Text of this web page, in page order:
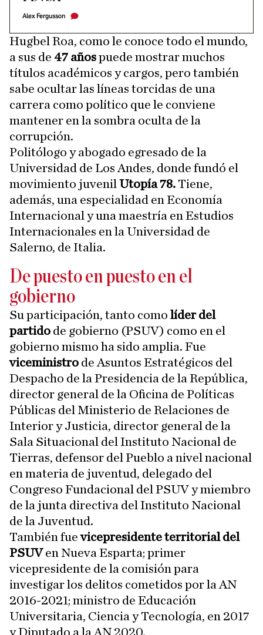
Alex Fergusson
Hugbel Roa, como le conoce todo el mundo,
a sus de 47 añospuede mostrar muchos
títulos académicos y cargos, pero también
sabe ocultar las líneas torcidas de una
carrera como político que le conviene
mantener en la sombra oculta de la
corrupción.
Politólogo y abogado egresado de la
Universidad de Los Andes, donde fundó el
movimiento juvenil Utopía 78. Tiene,
además, una especialidad en Economía
Internacional y una maestría en Estudios
Internacionales en la Universidad de
Salerno, de Italia.
De puesto en puesto en el
gobierno
Su participación, tanto como líder del
partido de gobierno (PSUV) como en el
gobierno mismo ha sido amplia. Fue
viceministro de Asuntos Estratégicos del
Despacho de la Presidencia de la República,
director general de la Oficina de Políticas
Públicas del Ministerio de Relaciones de
Interior y Justicia, director general de la
Sala Situacional del Instituto Nacional de
Tierras, defensor del Pueblo a nivel nacional
en materia de juventud, delegado del
Congreso Fundacional del PSUV y miembro
de la junta directiva del Instituto Nacional
de la Juventud.
También fuevicepresidente territorial del
PSUVen Nueva Esparta; primer
vicepresidente de la comisión para
investigar los delitos cometidos por la AN
2016-2021; ministro de Educación
Universitaria, Ciencia y Tecnología, en 2017
y Diputado a la AN 2020.